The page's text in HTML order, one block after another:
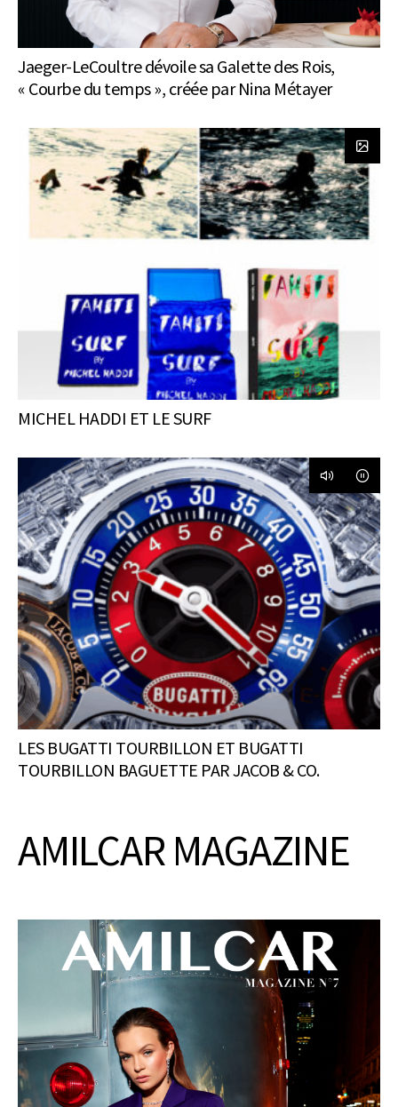
Jaeger-LeCoultre dévoile sa Galette des Rois,
« Courbe du temps », créée par Nina Métayer
MICHEL HADDI ET LE SURF
LES BUGATTI TOURBILLON ET BUGATTI
TOURBILLON BAGUETTE PAR JACOB & CO.
AMILCAR MAGAZINE